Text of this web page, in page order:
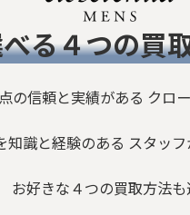
る４つの買
の信頼と実績がある クロ
知識と経験のある スタッ
お好きな４つの買取方法も